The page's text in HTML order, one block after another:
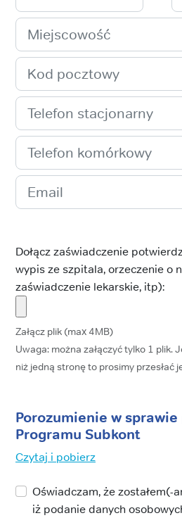
Dołącz zaświadczenie
wypis ze szpitala, orzeczenie o
zaświadczenie lekarskie, itp):
Załącz plik (max 4MB)
Uwaga: można załączyć tylko 1 plik.
niż jedną stronę to prosimy przesłać
Porozumienie w
Programu Subkont
Czytaj i pobierz
Oświadczam, że zostałem(-
iż podanie danych